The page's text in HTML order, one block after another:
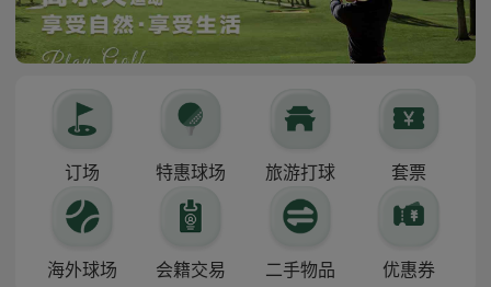
订场 特惠球场 旅游打球 套票
海外球场 会籍交易 二手物品 优惠券